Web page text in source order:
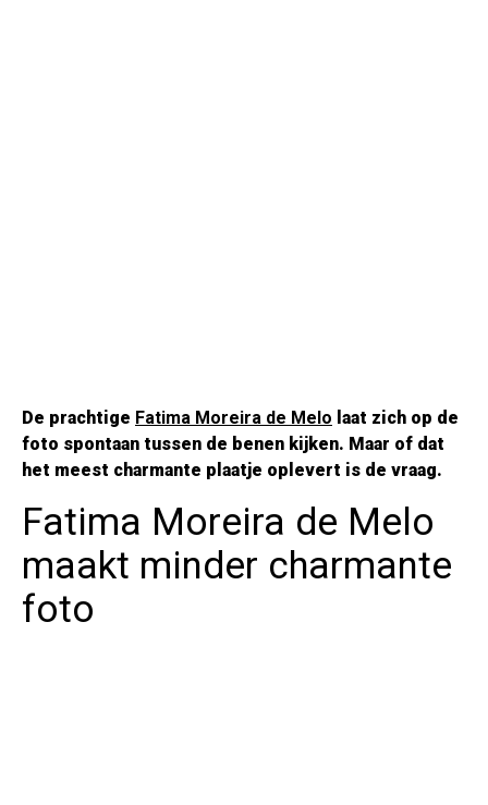
De prachtige Fatima Moreira de Melo laat zich op de
foto spontaan tussen de benen kijken. Maar of dat
het meest charmante plaatje oplevert is de vraag.
Fatima Moreira de Melo
maakt minder charmante
foto